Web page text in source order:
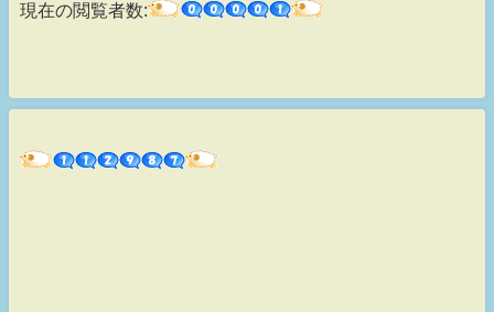
現在の閲覧者数: